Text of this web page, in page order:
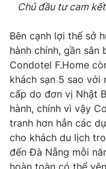
Chủ đầu tư cam
Bên cạnh lợi thế sở
hành chính, gần sân
Condotel F.Home
khách sạn 5 sao với
cấp do đơn vị Nhật
hành, chính vì vậy
tranh hơn hẳn các
cho khách du lịch
đến Đà Nẵng mỗi